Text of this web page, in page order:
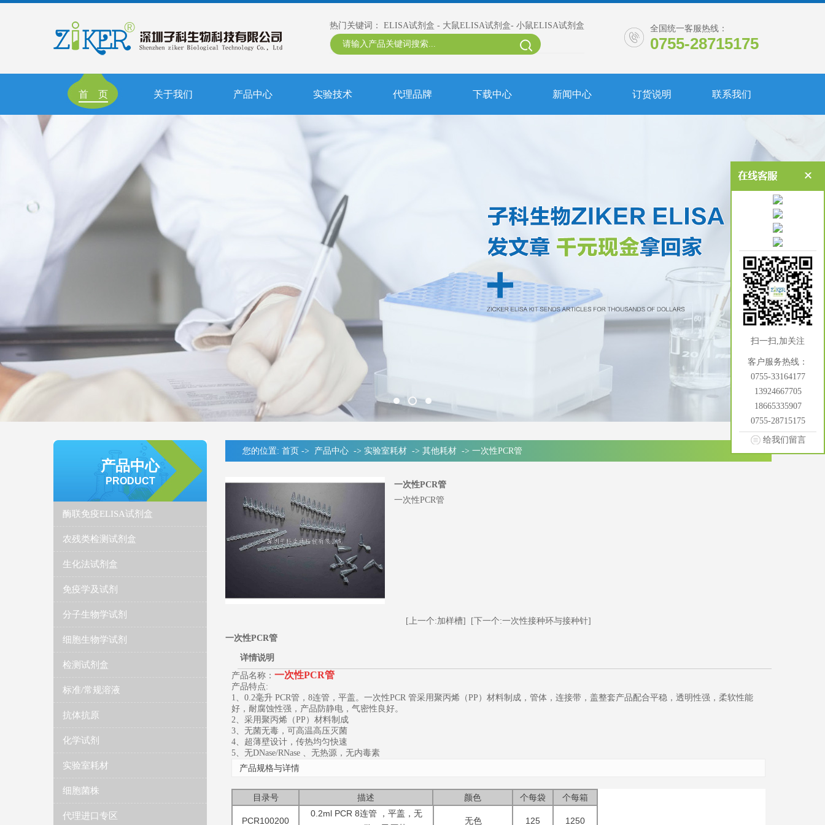
热门关键词： ELISA试剂盒 - 大鼠ELISA试剂盒- 小鼠ELISA试剂盒 全国统一客服热线：
0755-28715175
首 页 关于我们 产品中心 实验技术 代理品牌 下载中心 新闻中心 订货说明 联系我们
1 2 3
产品中心
PRODUCT
酶联免疫ELISA试剂盒
农残类检测试剂盒
生化法试剂盒
免疫学及试剂
分子生物学试剂
细胞生物学试剂
检测试剂盒
标准/常规溶液
抗体抗原
化学试剂
实验室耗材
细胞菌株
代理进口专区
您的位置: 首页 -> 产品中心 -> 实验室耗材 -> 其他耗材 -> 一次性PCR管
一次性PCR管
一次性PCR管
[上一个:加样槽]
[下一个:一次性接种环与接种针]
一次性PCR管
详情说明
产品名称： 一次性PCR管
产品特点:
1、0.2毫升 PCR管，8连管，平盖。一次性PCR 管采用聚丙烯（PP）材料制成，管体，连接带，盖整套产品配合平稳，透明性强，柔软性能
好，耐腐蚀性强，产品防静电，气密性良好。
2、采用聚丙烯（PP）材料制成
3、无菌无毒，可高温高压灭菌
4、超薄壁设计，传热均匀快速
5、无DNase/RNase 、无热源，无内毒素
产品规格与详情
目录号 描述 颜色 个每袋 个每箱
PCR100200
0.2ml PCR 8连管 ，平盖，无
无色 125 1250
扫一扫,加关注
客户服务热线：
0755-33164177
13924667705
18665335907
0755-28715175
给我们留言